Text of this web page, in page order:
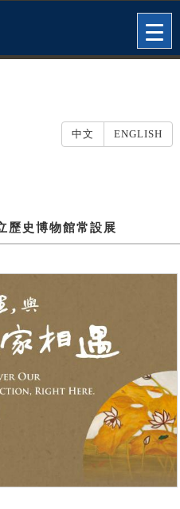
中文 ENGLISH
歷史博物館常設展